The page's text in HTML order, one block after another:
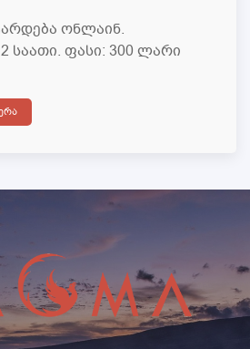
ონლაინ.
საათი. ფასი: 300 ლარი